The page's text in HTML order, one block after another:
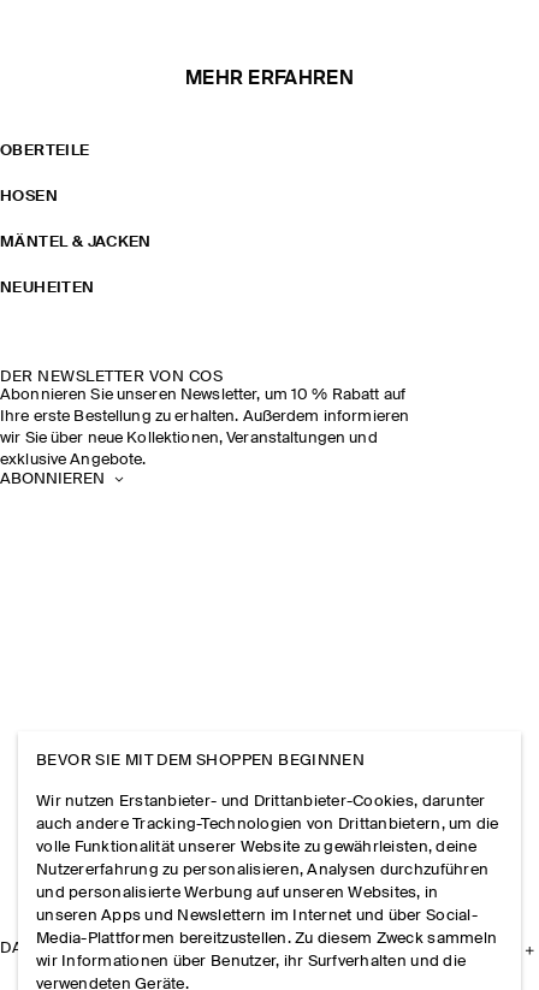
MEHR ERFAHREN
OBERTEILE
HOSEN
MÄNTEL & JACKEN
NEUHEITEN
DER NEWSLETTER VON COS
Abonnieren Sie unseren Newsletter, um 10 % Rabatt auf
Ihre erste Bestellung zu erhalten. Außerdem informieren
wir Sie über neue Kollektionen, Veranstaltungen und
exklusive Angebote.
ABONNIEREN
DAS UNTERNEHMEN
BEVOR SIE MIT DEM SHOPPEN BEGINNEN
Wir nutzen Erstanbieter- und Drittanbieter-Cookies, darunter
auch andere Tracking-Technologien von Drittanbietern, um die
volle Funktionalität unserer Website zu gewährleisten, deine
Nutzererfahrung zu personalisieren, Analysen durchzuführen
und personalisierte Werbung auf unseren Websites, in
unseren Apps und Newslettern im Internet und über Social-
Media-Plattformen bereitzustellen. Zu diesem Zweck sammeln
wir Informationen über Benutzer, ihr Surfverhalten und die
verwendeten Geräte.